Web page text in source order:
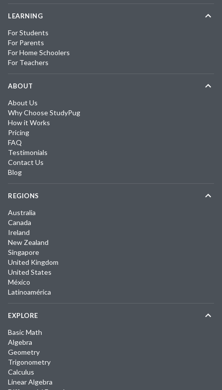
LEARNING
For Students
For Parents
For Home Schoolers
For Teachers
ABOUT
About Us
Why Choose StudyPug
How it Works
Pricing
FAQ
Testimonials
Contact Us
Blog
REGIONS
Australia
Canada
Ireland
New Zealand
Singapore
United Kingdom
United States
México
Latinoamérica
EXPLORE
Basic Math
Algebra
Geometry
Trigonometry
Calculus
Linear Algebra